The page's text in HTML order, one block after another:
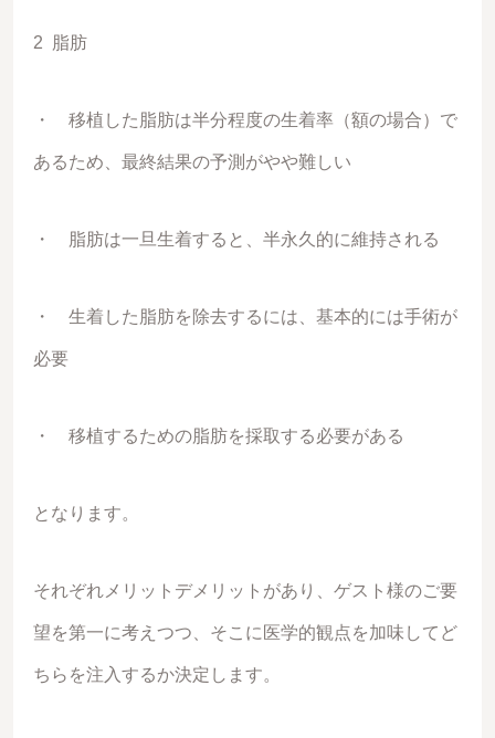
2 脂肪
・ 移植した脂肪は半分程度の生着率（額の場合）で
あるため、最終結果の予測がやや難しい
・ 脂肪は一旦生着すると、半永久的に維持される
・ 生着した脂肪を除去するには、基本的には手術が
必要
・ 移植するための脂肪を採取する必要がある
となります。
それぞれメリットデメリットがあり、ゲスト様のご要
望を第一に考えつつ、そこに医学的観点を加味してど
ちらを注入するか決定します。